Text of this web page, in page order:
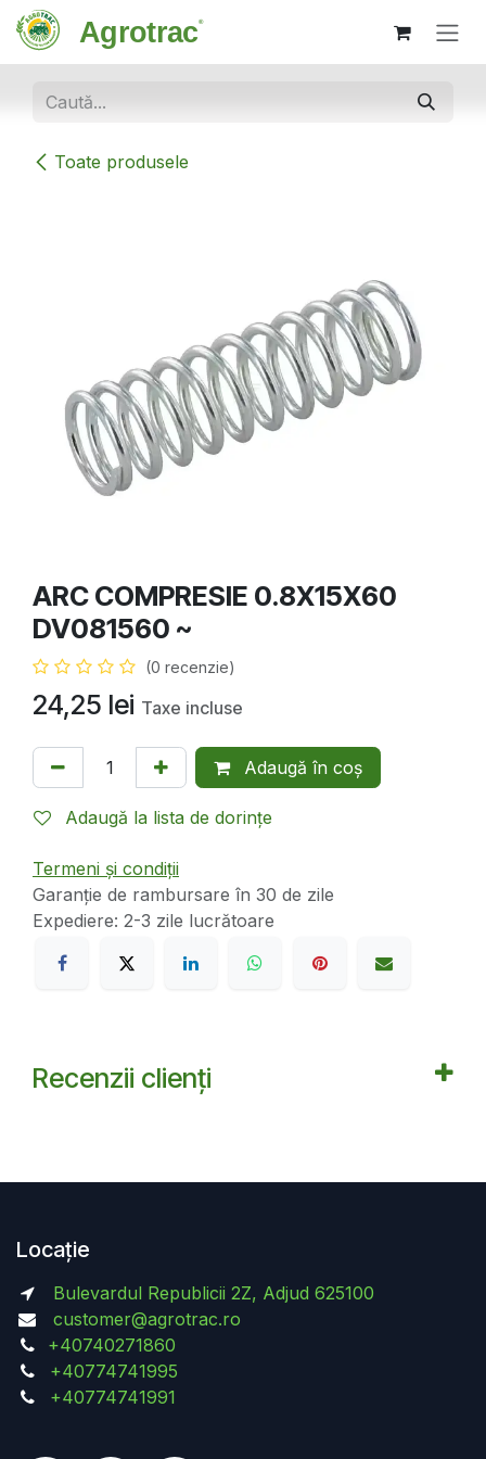
Sari la conținut
Toate produsele
ARC COMPRESIE 0.8X15X60
DV081560 ~
(0 recenzie)
24,25 lei Taxe incluse
Adaugă în coș
Adaugă la lista de dorințe
Termeni și condiții
Garanție de rambursare în 30 de zile
Expediere: 2-3 zile lucrătoare
Recenzii clienți
Locație
Bulevardul Republicii 2Z, Adjud 625100
customer@agrotrac.ro
+40740271860
+40774741995
+40774741991